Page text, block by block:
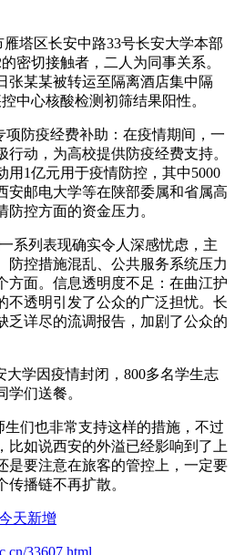
雁塔区长安中路33号长安大学本部
密切接触者，二人为同事关系。
张某某被转运至隔离酒店集中隔
中心核酸检测初筛结果阳性。
项防疫经费补助：在疫情期间，一
动，为高校提供防疫经费支持。
用1亿元用于疫情防控，其中5000
安邮电大学等在陕部委属和省属高
控方面的资金压力。
系列表现确实令人深感忧虑，主
防控措施混乱、公共服务系统压力
方面。信息透明度不足：在曲江护
不透明引发了公众的广泛担忧。长
乏详尽的流调报告，加剧了公众的
大学因疫情封闭，800多名学生志
们送餐。
生们也非常支持这样的措施，不过
比如说西安的外溢已经影响到了上
是要注意在旅客的管控上，一定要
播链不再扩散。
天新增
33607.html